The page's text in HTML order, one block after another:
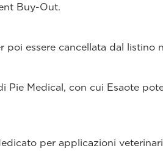
Buy-Out.
poi essere cancellata dal listino
Pie Medical, con cui Esaote
per applicazioni